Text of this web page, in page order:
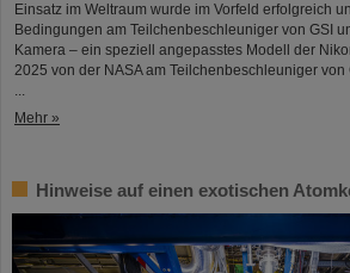
Einsatz im Weltraum wurde im Vorfeld erfolgreich
Bedingungen am Teilchenbeschleuniger von GSI
Kamera – ein speziell angepasstes Modell der
2025 von der NASA am Teilchenbeschleuniger von
...
Mehr »
Hinweise auf einen exotischen